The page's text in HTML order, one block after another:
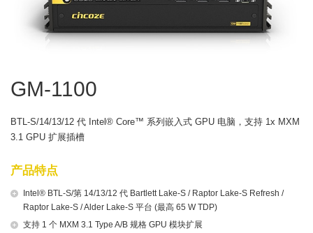
GM-1100
BTL-S/14/13/12 代 Intel® Core™ 系列嵌入式 GPU 电脑，支持 1x MXM
3.1 GPU 扩展插槽
产品特点
Intel® BTL-S/第 14/13/12 代 Bartlett Lake-S / Raptor Lake-S Refresh /
Raptor Lake-S / Alder Lake-S 平台 (最高 65 W TDP)
支持 1 个 MXM 3.1 Type A/B 规格 GPU 模块扩展